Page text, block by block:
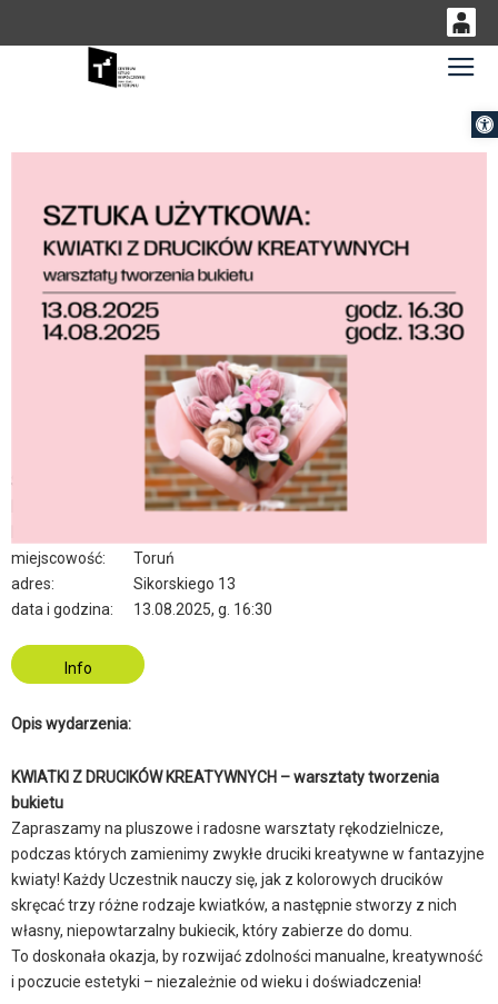
Sztuka użytkowa: KWIATKI Z DRUCIKÓW
KREATYWNYCH – warsztaty tworzenia
miejscowość:
Toruń
adres:
Sikorskiego 13
data i godzina:
13.08.2025, g. 16:30
Info
Opis wydarzenia:
KWIATKI Z DRUCIKÓW KREATYWNYCH – warsztaty tworzenia
bukietu
Zapraszamy na pluszowe i radosne warsztaty rękodzielnicze,
podczas których zamienimy zwykłe druciki kreatywne w fantazyjne
kwiaty! Każdy Uczestnik nauczy się, jak z kolorowych drucików
skręcać trzy różne rodzaje kwiatków, a następnie stworzy z nich
własny, niepowtarzalny bukiecik, który zabierze do domu.
To doskonała okazja, by rozwijać zdolności manualne, kreatywność
i poczucie estetyki – niezależnie od wieku i doświadczenia!